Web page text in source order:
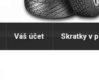
Váš účet Skratky v